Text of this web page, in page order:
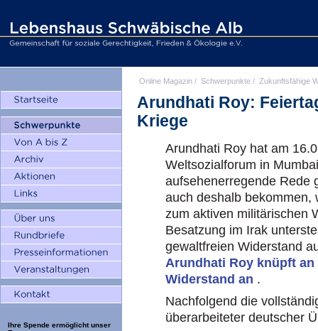
Ihre Spende ermöglicht unser
Online Magazin / Schwerpunkte / Zukunftsfähige
Arundhati Roy:
Kriege
Arundhati Roy hat am
Weltsozialforum in
aufsehenerregende Rede
auch deshalb bekommen,
zum aktiven militärischen
Besatzung im Irak
gewaltfreien Widerstand
Arundhati Roy knüpft
Widerstand an .
Nachfolgend die
überarbeiteter deutscher